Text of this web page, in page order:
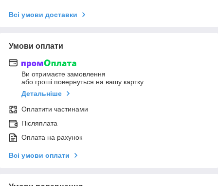
Всі умови доставки
Умови оплати
Ви отримаєте замовлення
або гроші повернуться на вашу картку
Детальніше
Оплатити частинами
Післяплата
Оплата на рахунок
Всі умови оплати